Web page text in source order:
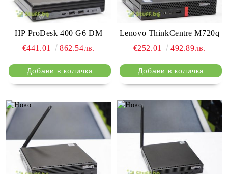
HP ProDesk 400 G6 DM
€441.01
862.54лв.
Lenovo ThinkCentre M720q
€252.01
492.89лв.